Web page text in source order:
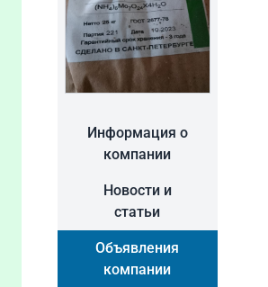
Информация о
компании
Новости и
статьи
Объявления
компании